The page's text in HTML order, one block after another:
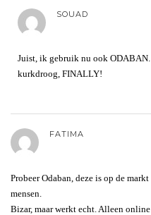
SOUAD
Juist, ik gebruik nu ook
kurkdroog, FINALLY!
FATIMA
Probeer Odaban, deze is op de
mensen.
Bizar, maar werkt echt. Alleen